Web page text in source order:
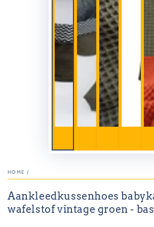
HOME /
Aankleedkussenhoes
wafelstof vintage groen -